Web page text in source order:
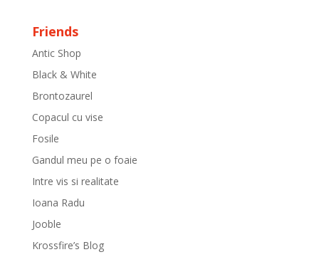
Friends
Antic Shop
Black & White
Brontozaurel
Copacul cu vise
Fosile
Gandul meu pe o foaie
Intre vis si realitate
Ioana Radu
Jooble
Krossfire’s Blog